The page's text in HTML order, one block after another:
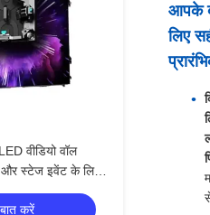
वीडियो वॉल
स्टेज इवेंट के लिए
के साथ
करें
आपके
लिए